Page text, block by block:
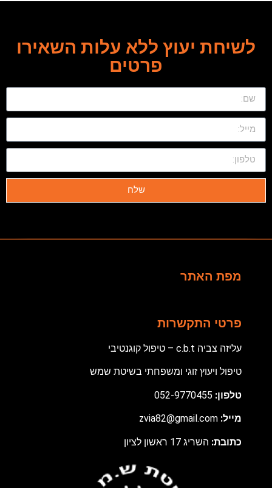
לשיחת יעוץ ללא עלות השאירו
פרטים
שלח
מפת האתר
פרטי התקשרות
עליזה צביה c.b.t – טיפול קוגנטיבי
טיפול ויעוץ זוגי ומשפחתי בשיטת שמש
טלפון:
מייל:
כתובת: השריג 17 ראשון לציון